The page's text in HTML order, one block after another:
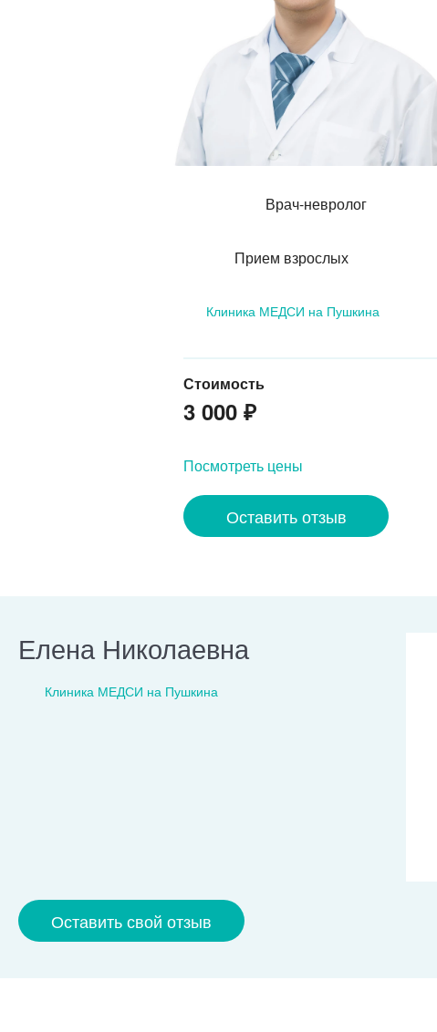
Врач-невролог
Прием взрослых
Клиника МЕДСИ на Пушкина
Стоимость
3 000 ₽
Посмотреть цены
Оставить отзыв
Елена Николаевна
Клиника МЕДСИ на Пушкина
Оставить свой отзыв